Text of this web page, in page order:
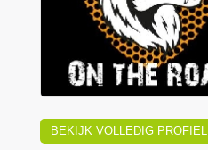
BEKIJK VOLLEDIG PROFIEL